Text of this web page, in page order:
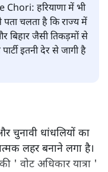
हरियाणा में भी
चलता है कि राज्य में
बिहार जैसी तिकड़मों से
इतनी देर से जागी है
चुनावी धांधलियों का
लहर बनाने लगा है।
' वोट अधिकार यात्रा '